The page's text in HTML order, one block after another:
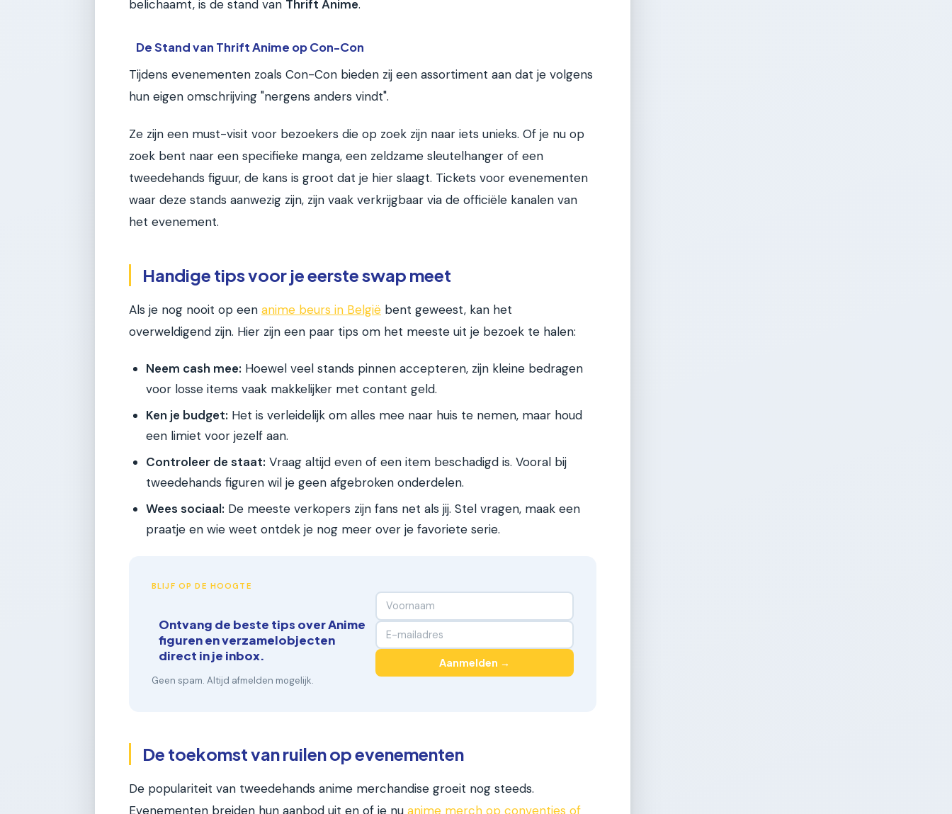
belichaamt, is de stand van Thrift Anime.
De Stand van Thrift Anime op Con-Con
Tijdens evenementen zoals Con-Con bieden zij een assortiment aan dat je volgens
hun eigen omschrijving "nergens anders vindt".
Ze zijn een must-visit voor bezoekers die op zoek zijn naar iets unieks. Of je nu op
zoek bent naar een specifieke manga, een zeldzame sleutelhanger of een
tweedehands figuur, de kans is groot dat je hier slaagt. Tickets voor evenementen
waar deze stands aanwezig zijn, zijn vaak verkrijgbaar via de officiële kanalen van
het evenement.
Handige tips voor je eerste swap meet
Als je nog nooit op een anime beurs in België bent geweest, kan het
overweldigend zijn. Hier zijn een paar tips om het meeste uit je bezoek te halen:
Neem cash mee: Hoewel veel stands pinnen accepteren, zijn kleine bedragen
voor losse items vaak makkelijker met contant geld.
Ken je budget: Het is verleidelijk om alles mee naar huis te nemen, maar houd
een limiet voor jezelf aan.
Controleer de staat: Vraag altijd even of een item beschadigd is. Vooral bij
tweedehands figuren wil je geen afgebroken onderdelen.
Wees sociaal: De meeste verkopers zijn fans net als jij. Stel vragen, maak een
praatje en wie weet ontdek je nog meer over je favoriete serie.
BLIJF OP DE HOOGTE
Ontvang de beste tips over Anime
figuren en verzamelobjecten
direct in je inbox.
Geen spam. Altijd afmelden mogelijk.
Aanmelden →
De toekomst van ruilen op evenementen
De populariteit van tweedehands anime merchandise groeit nog steeds.
Evenementen breiden hun aanbod uit en of je nu anime merch op conventies of